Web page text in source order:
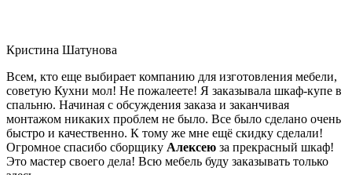
Кристина Шатунова
Всем, кто еще выбирает компанию для изготовления мебели,
советую Кухни мол! Не пожалеете! Я заказывала шкаф-купе в
спальню. Начиная с обсуждения заказа и заканчивая
монтажом никаких проблем не было. Все было сделано очень
быстро и качественно. К тому же мне ещё скидку сделали!
Огромное спасибо сборщику Алексею за прекрасный шкаф!
Это мастер своего дела! Всю мебель буду заказывать только